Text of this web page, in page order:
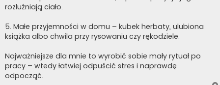
rozluźniają ciało.
5. Małe przyjemności w domu – kubek herbaty, ulubiona
książka albo chwila przy rysowaniu czy rękodziele.
Najważniejsze dla mnie to wyrobić sobie mały rytuał po
pracy – wtedy łatwiej odpuścić stres i naprawdę
odpocząć.